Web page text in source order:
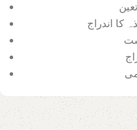
کا اندراج